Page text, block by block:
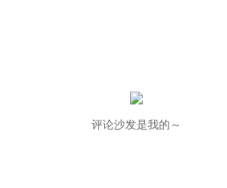
评论沙发是我的～